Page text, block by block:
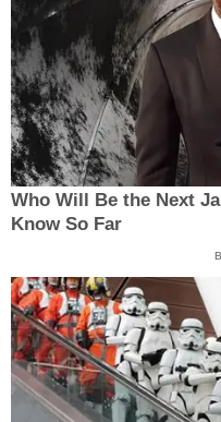
Who Will Be the Next
Know So Far